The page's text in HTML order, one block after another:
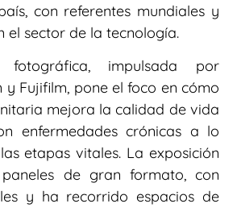
con referentes mundiales y
el sector de la tecnología.
fotográfica, impulsada por
y Fujifilm, pone el foco en cómo
mejora la calidad de vida
enfermedades crónicas a lo
etapas vitales. La exposición
de gran formato, con
y ha recorrido espacios de